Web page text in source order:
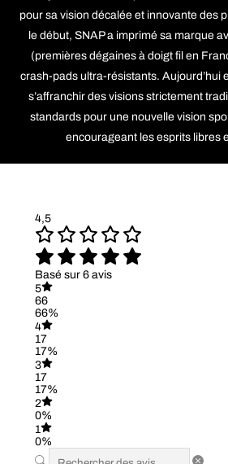
pour sa vision décalée et innovante des
le début, SNAP a imprimé sa marque
(premières dégaines à doigt fil en
crash-pads ultra-résistants. Aujourd’hui
s’affranchir des visions strictement
standards pour une nouvelle vision
encourageant les esprits libres
4,5
Basé sur 6 avis
5
66
66%
4
17
17%
3
17
17%
2
0%
1
0%